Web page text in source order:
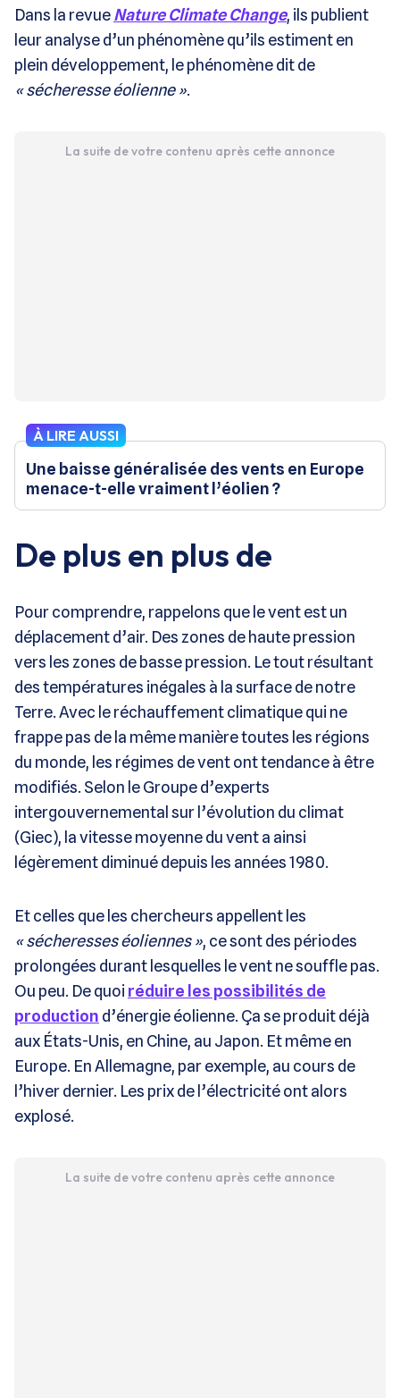
Dans la revueNature Climate Change, ils publient
leur analyse d’un phénomène qu’ils estiment en
plein développement, le phénomène dit de
« sécheresse éolienne ».
La suite de votre contenu après cette annonce
À LIRE AUSSI
Une baisse généralisée des vents en Europe
menace-t-elle vraiment l’éolien ?
De plus en plus de
Pour comprendre, rappelons que le vent est un
déplacement d’air. Des zones de haute pression
vers les zones de basse pression. Le tout résultant
des températures inégales à la surface de notre
Terre. Avec le réchauffement climatique qui ne
frappe pas de la même manière toutes les régions
du monde, les régimes de vent ont tendance à être
modifiés. Selon le Groupe d’experts
intergouvernemental sur l’évolution du climat
(Giec), la vitesse moyenne du vent a ainsi
légèrement diminué depuis les années 1980.
Et celles que les chercheurs appellent les
« sécheresses éoliennes », ce sont des périodes
prolongées durant lesquelles le vent ne souffle pas.
Ou peu. De quoi réduire les possibilités de
production d’énergie éolienne. Ça se produit déjà
aux États-Unis, en Chine, au Japon. Et même en
Europe. En Allemagne, par exemple, au cours de
l’hiver dernier. Les prix de l’électricité ont alors
explosé.
La suite de votre contenu après cette annonce